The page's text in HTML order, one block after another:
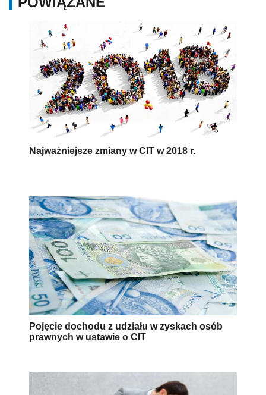
Najważniejsze zmiany w CIT w 2018 r.
Pojęcie dochodu z udziału w zyskach osób
prawnych w ustawie o CIT